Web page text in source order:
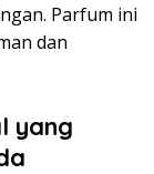
Parfum ini
dan
yang